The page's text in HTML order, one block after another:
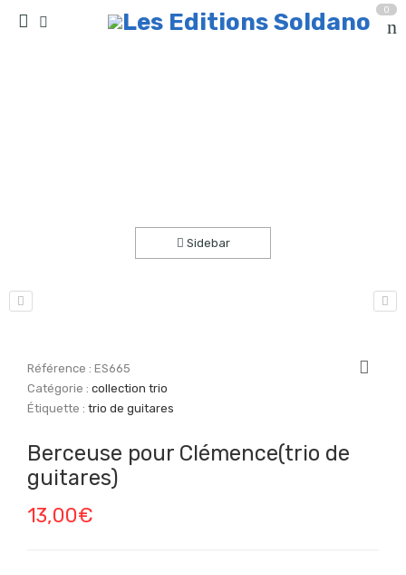
0
Sidebar
Référence :ES665
Catégorie :collection trio
Étiquette :trio de guitares
Berceuse pour Clémence(trio de
guitares)
13,00€